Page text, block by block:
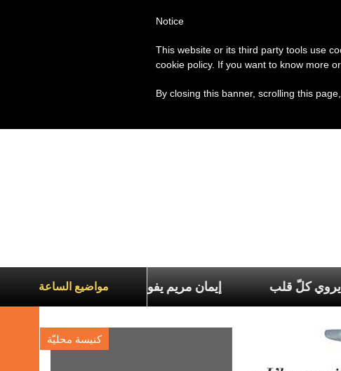
مواضيع الساعة
إيمان مريم يفوق إيمان جميع
كنيسة محليّة
Notice
This website or its third party tools use
cookie policy. If you want to know more
By closing this banner, scrolling this